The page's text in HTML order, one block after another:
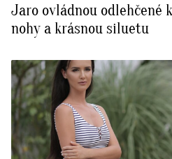
Jaro ovládnou odlehčené
nohy a krásnou siluetu